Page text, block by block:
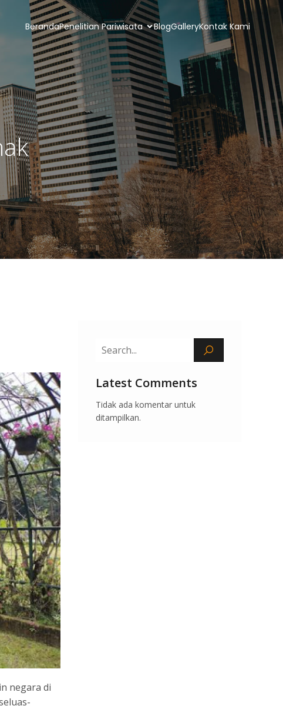
BerandaPenelitian Pariwisata BlogGalleryKontak Kami
negara di
Latest Comments
Tidak ada komentar untuk
ditampilkan.